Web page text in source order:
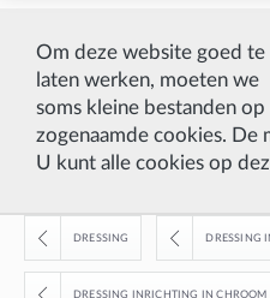
Om deze website goed te
laten werken, moeten we
soms kleine bestanden
zogenaamde cookies. De
U kunt alle cookies op
DRESSING DRESSING
DRESSING INRICHTING IN CHROOM